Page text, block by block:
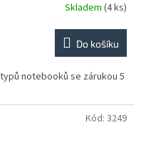
Skladem (4 ks)
Do košíku
notebooků se zárukou 5
Kód: 3249